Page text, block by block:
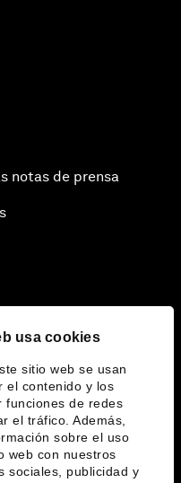
usa cookies
sitio web se usan
el contenido y los
funciones de redes
el tráfico. Además,
sobre el uso
web con nuestros
sociales, publicidad y
notas de prensa